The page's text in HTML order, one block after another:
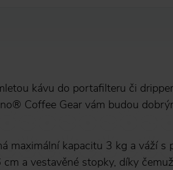
kávu do portafilteru či
Coffee Gear vám budou
maximální kapacitu 3 kg a váží s
a vestavěné stopky, díky